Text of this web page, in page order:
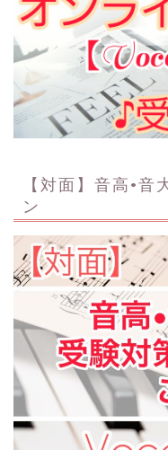
【対面】音高•音
ン